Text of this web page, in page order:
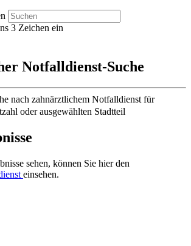
3 Zeichen ein
Notfalldienst-Suche
nach zahnärztlichem Notfalldienst für
oder ausgewählten Stadtteil
sehen, können Sie hier den
einsehen.